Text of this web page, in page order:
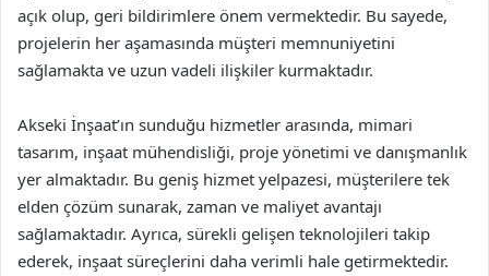
açık olup, geri bildirimlere önem vermektedir. Bu sayede,
projelerin her aşamasında müşteri memnuniyetini
sağlamakta ve uzun vadeli ilişkiler kurmaktadır.
Akseki İnşaat’ın sunduğu hizmetler arasında, mimari
tasarım, inşaat mühendisliği, proje yönetimi ve danışmanlık
yer almaktadır. Bu geniş hizmet yelpazesi, müşterilere tek
elden çözüm sunarak, zaman ve maliyet avantajı
sağlamaktadır. Ayrıca, sürekli gelişen teknolojileri takip
ederek, inşaat süreçlerini daha verimli hale getirmektedir.